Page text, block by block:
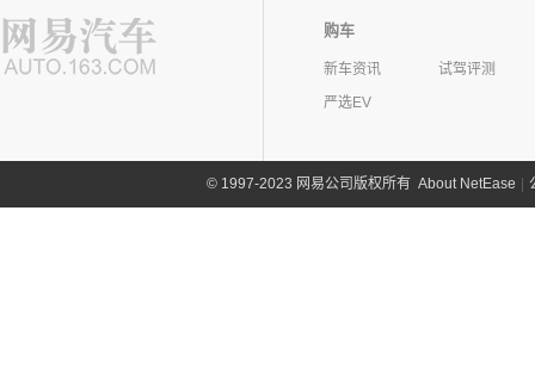
购车
新车资讯
试驾评测
严选EV
©1997-2023 网易公司版权所有 About NetEase